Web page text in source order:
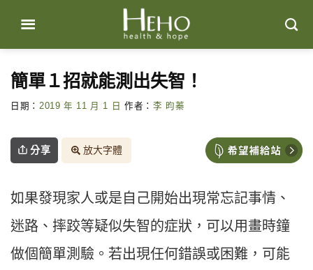
content
簡單１招就能測出失智！
日期： 2019 年 11 月 1 日 作者： 李 昀蓁
分享 放大字體
如果發現家人或是自己開始出現常忘記事情、
迷路、摔跤等疑似失智的症狀，可以用畫時鐘
做個簡單測驗。若出現任何錯誤或困難，可能